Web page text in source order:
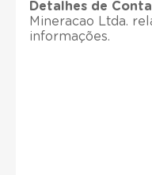
Detalhes de
Mineracao Ltda.
informações.